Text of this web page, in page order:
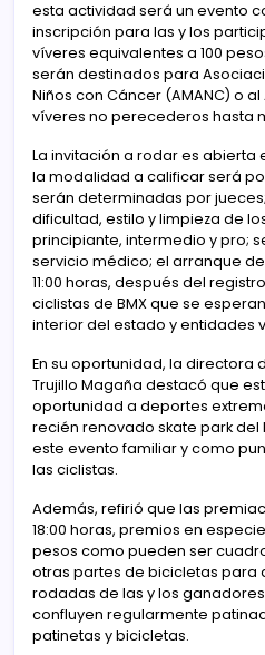
esta actividad será un evento
inscripción para las y los
víveres equivalentes a 100
serán destinados para
Niños con Cáncer (AMANC) o
víveres no perecederos hasta
La invitación a rodar es abierta
la modalidad a calificar será
serán determinadas por
dificultad, estilo y limpieza de
principiante, intermedio y pro;
servicio médico; el arranque
11:00 horas, después del
ciclistas de BMX que se
interior del estado y entidades
En su oportunidad, la directora
Trujillo Magaña destacó que
oportunidad a deportes
recién renovado skate park
este evento familiar y como
las ciclistas.
Además, refirió que las
18:00 horas, premios en
pesos como pueden ser
otras partes de bicicletas para
rodadas de las y los
confluyen regularmente
patinetas y bicicletas.